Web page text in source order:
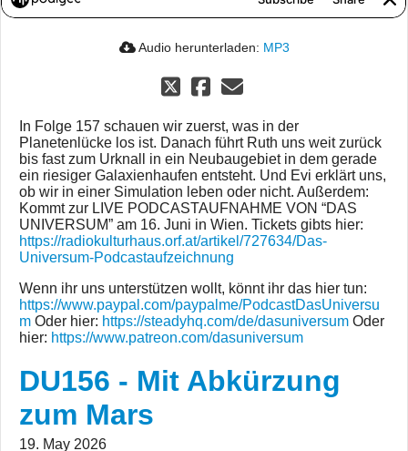
Audio herunterladen: MP3
In Folge 157 schauen wir zuerst, was in der
Planetenlücke los ist. Danach führt Ruth uns weit zurück
bis fast zum Urknall in ein Neubaugebiet in dem gerade
ein riesiger Galaxienhaufen entsteht. Und Evi erklärt uns,
ob wir in einer Simulation leben oder nicht. Außerdem:
Kommt zur LIVE PODCASTAUFNAHME VON “DAS
UNIVERSUM” am 16. Juni in Wien. Tickets gibts hier:
https://radiokulturhaus.orf.at/artikel/727634/Das-
Universum-Podcastaufzeichnung
Wenn ihr uns unterstützen wollt, könnt ihr das hier tun:
https://www.paypal.com/paypalme/PodcastDasUniversu
m Oder hier: https://steadyhq.com/de/dasuniversum Oder
hier: https://www.patreon.com/dasuniversum
DU156 - Mit Abkürzung
zum Mars
19. May 2026